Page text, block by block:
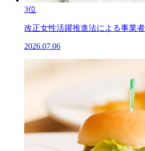
3位
改正女性活躍推進法による事業
2026.07.06